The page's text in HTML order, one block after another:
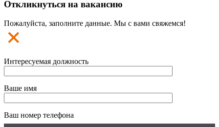
Откликнуться на вакансию
Пожалуйста, заполните данные. Мы с вами свяжемся!
Интересуемая должность
Ваше имя
Ваш номер телефона